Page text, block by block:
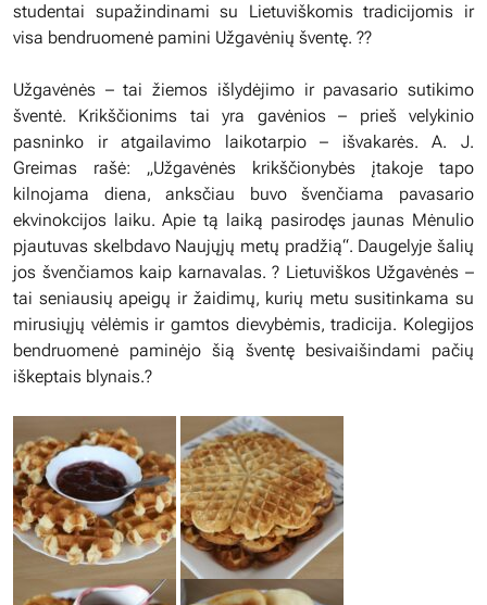
studentai supažindinami su Lietuviškomis tradicijomis ir
visa bendruomenė pamini Užgavėnių šventę. ??
Užgavėnės – tai žiemos išlydėjimo ir pavasario sutikimo
šventė. Krikščionims tai yra gavėnios – prieš velykinio
pasninko ir atgailavimo laikotarpio – išvakarės. A. J.
Greimas rašė: „Užgavėnės krikščionybės įtakoje tapo
kilnojama diena, anksčiau buvo švenčiama pavasario
ekvinokcijos laiku. Apie tą laiką pasirodęs jaunas Mėnulio
pjautuvas skelbdavo Naujųjų metų pradžią“. Daugelyje šalių
jos švenčiamos kaip karnavalas. ? Lietuviškos Užgavėnės –
tai seniausių apeigų ir žaidimų, kurių metu susitinkama su
mirusiųjų vėlėmis ir gamtos dievybėmis, tradicija. Kolegijos
bendruomenė paminėjo šią šventę besivaišindami pačių
iškeptais blynais.?